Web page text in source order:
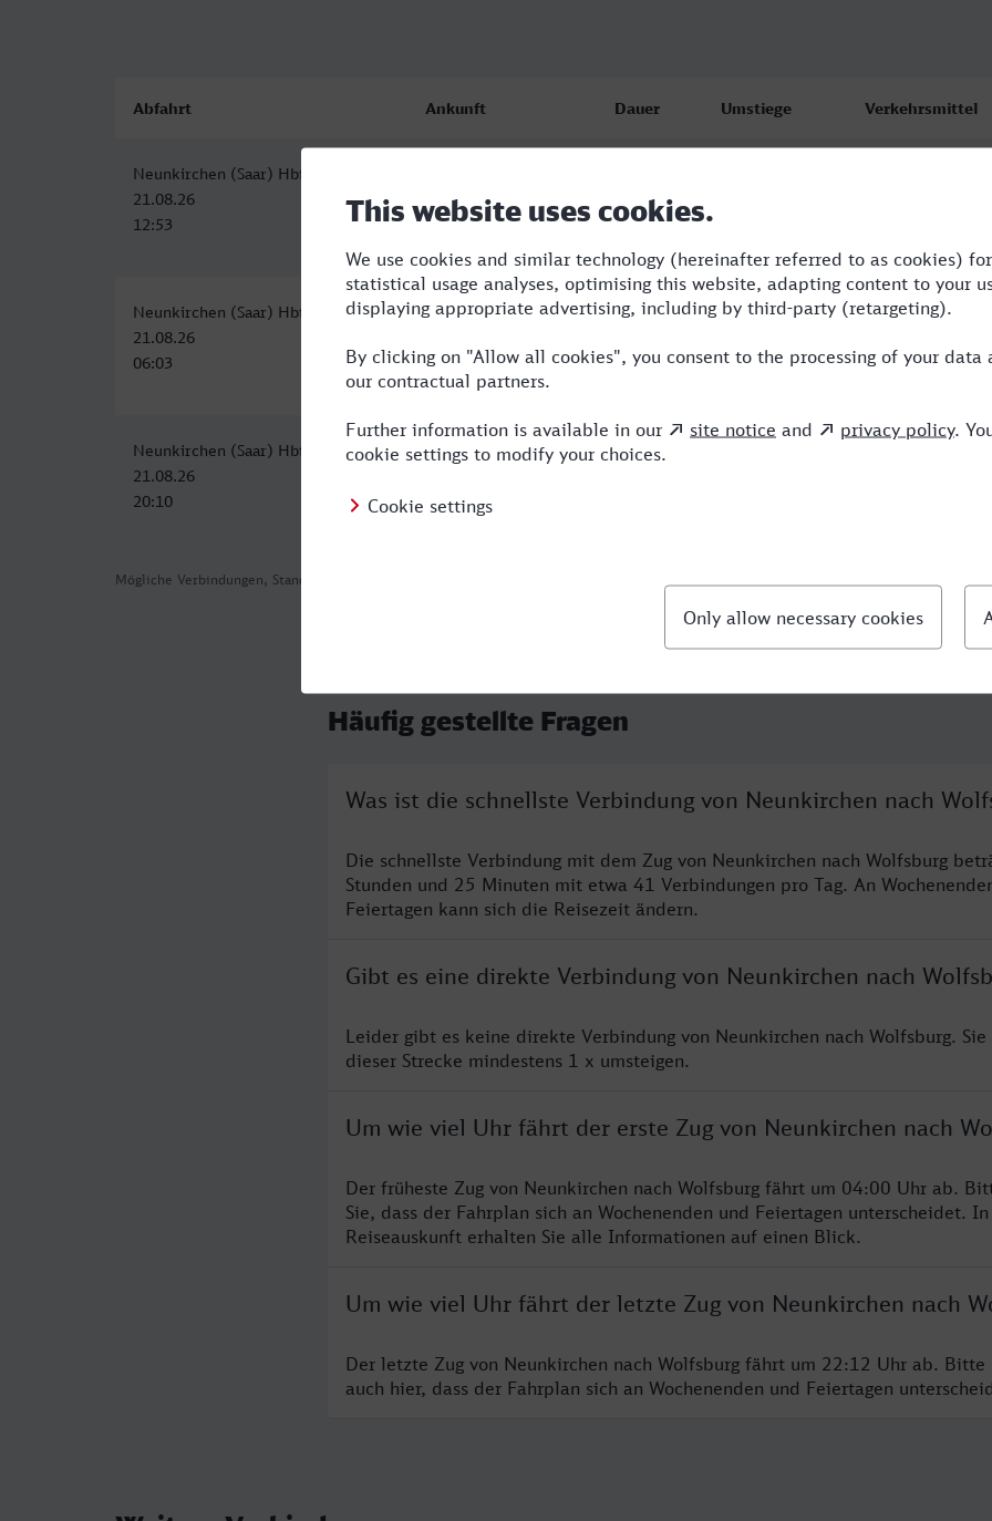
Mögliche Verbindungen, Stand: 2026-08-07 02:19
Abfahrt Ankunft Dauer Umstiege Verkehrsmittel
Neunkirchen (Saar) Hbf
21.08.26
12:53
21.08.26
18:18
Neunkirchen (Saar) Hbf
21.08.26
06:03
Wolfsburg Hbf
12:18
6:15 1 VLX,ICE
Neunkirchen (Saar) Hbf
21.08.26
20:10
Wolfsburg Hbf
05:11
9:01
Häufig gestellte Fragen
Was ist die schnellste Verbindung von Neunkirchen nach
Die schnellste Verbindung mit dem Zug von Neunkirchen nach Wolfsburg
Stunden und 25 Minuten mit etwa 41 Verbindungen pro Tag. An
Feiertagen kann sich die Reisezeit ändern.
Gibt es eine direkte Verbindung von Neunkirchen nach
Leider gibt es keine direkte Verbindung von Neunkirchen nach Wolfsburg. Sie
dieser Strecke mindestens 1 x umsteigen.
Um wie viel Uhr fährt der erste Zug von Neunkirchen nach
Der früheste Zug von Neunkirchen nach Wolfsburg fährt um 04:00 Uhr ab.
Sie, dass der Fahrplan sich an Wochenenden und Feiertagen unterscheidet.
Reiseauskunft erhalten Sie alle Informationen auf einen Blick.
Um wie viel Uhr fährt der letzte Zug von Neunkirchen nach
Der letzte Zug von Neunkirchen nach Wolfsburg fährt um 22:12 Uhr ab. Bitte
auch hier, dass der Fahrplan sich an Wochenenden und Feiertagen